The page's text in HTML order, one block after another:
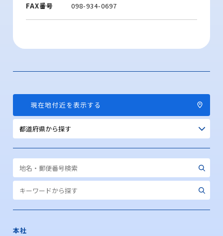
FAX番号 098-934-0697
現在地付近を表示する
本社